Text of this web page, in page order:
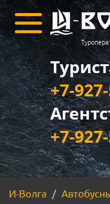
+7-
+7-
И-Волга